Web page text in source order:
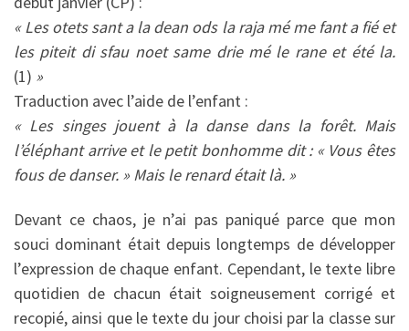
« Les otets sant a la dean ods la raja mé me fant a fié et
les piteit di sfau noet same drie mé le rane et été la.
(1) »
Traduction avec l’aide de l’enfant :
« Les singes jouent à la danse dans la forêt. Mais
l’éléphant arrive et le petit bonhomme dit : « Vous êtes
fous de danser. » Mais le renard était là. »
Devant ce chaos, je n’ai pas paniqué parce que mon
souci dominant était depuis longtemps de développer
l’expression de chaque enfant. Cependant, le texte libre
quotidien de chacun était soigneusement corrigé et
recopié, ainsi que le texte du jour choisi par la classe sur